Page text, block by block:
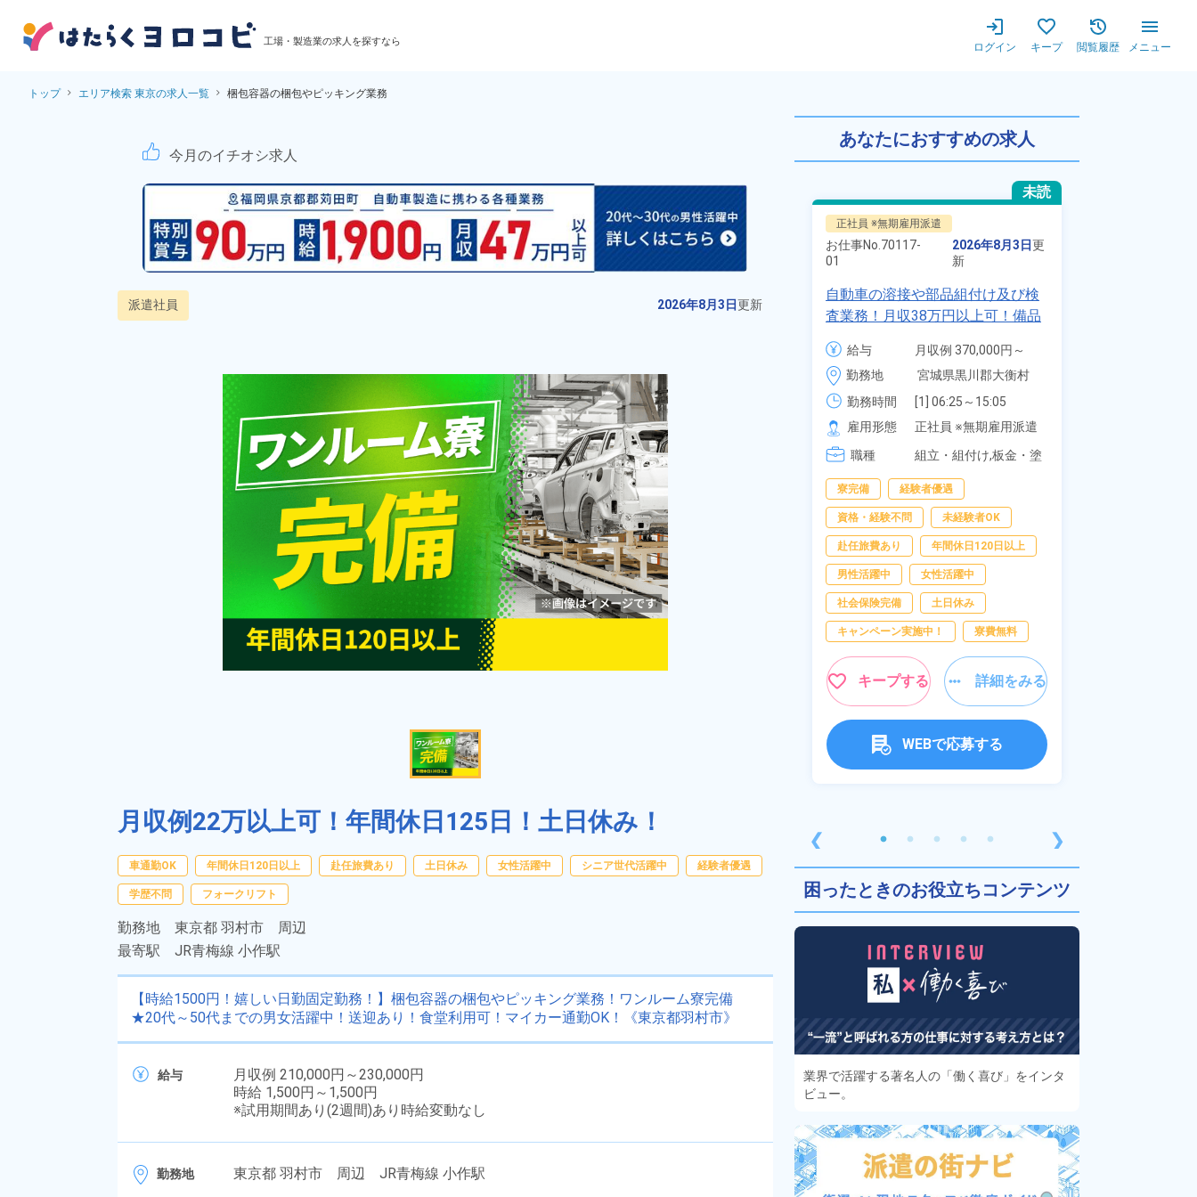
工場・製造業の求人を探すなら ログイン キープ 閲覧履歴 メニュー
トップ エリア検索 東京の求人一覧 梱包容器の梱包やピッキング業務
【時給1500円！嬉しい日勤固定勤務！】梱包容器の梱包やピッキング業務！ワ
今月のイチオシ求人
派遣社員 2026年8月3日更新
月収例22万以上可！年間休日125日！土日休み！
車通勤OK 年間休日120日以上 赴任旅費あり 土日休み 女性活躍中 シニア世代活躍中 経験者優遇
学歴不問 フォークリフト
勤務地 東京都 羽村市 周辺
最寄駅 JR青梅線 小作駅
【時給1500円！嬉しい日勤固定勤務！】梱包容器の梱包やピッキング業務！ワンルーム寮完備
★20代～50代までの男女活躍中！送迎あり！食堂利用可！マイカー通勤OK！《東京都羽村市》
給与
月収例 210,000円～230,000円
時給 1,500円～1,500円
※試用期間あり(2週間)あり時給変動なし
勤務地 東京都 羽村市 周辺 JR青梅線 小作駅
あなたにおすすめの求人
❮
未読
派遣社員
お仕事No.
12364-
02
2026年8月3日
特殊車両の製造！溶接経験が活か
せる★嬉しい日勤＆土日祝休みで
ク♪《神奈川県相模原市中央区》
時給 1,800円～1,800円
勤務地
神奈川県相模原市中央
区　周辺
勤務時間
08:00～17:00
雇用形態
派遣社員
職種
加工,組立・組付け,板
金・塗装,溶接,フォーク
リフト,クレーン・玉掛
け
男性活躍中 年間休日120日以上
社会保険完備 土日祝休み
寮完備 赴任旅費あり
寮費無料 送迎あり
経験者優遇
未読
正社員 ※無期雇用派遣
お仕事No. 70117-
01
2026年8月3日更
新
自動車の溶接や部品組付け及び検
査業務！月収38万円以上可！備品
付きワンルーム寮完備！赴任旅費
会社負担★人気の土日休み！昇給
＆業績賞与あり！車・バイク通勤
可！無料駐車場あり！カップルで
の応募OK★《宮城県大衡村》
給与
月収例 370,000円～
390,000円
時給 1,700円～1,700円
勤務地
宮城県黒川郡大衡村
周辺
勤務時間
[1] 06:25～15:05
[2] 16:00～00:40
[3] 16:30～01:10
[4] 08:00～16:40
雇用形態
正社員 ※無期雇用派遣
職種
組立・組付け,板金・塗
寮完備 経験者優遇
資格・経験不問 未経験者OK
赴任旅費あり 年間休日120日以上
男性活躍中 女性活躍中
社会保険完備 土日休み
キャンペーン実施中！ 寮費無料
キープする 詳細をみる
WEBで応募する
❯
困ったときのお役立ちコンテンツ
業界で活躍する著名人の「働く喜び」をインタ
ビュー。